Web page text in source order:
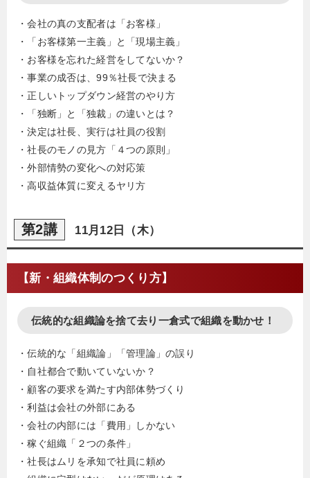
・会社の真の支配者は「お客様」
・「お客様第一主義」と「現場主義」
・お客様を忘れた経営をしてないか？
・事業の成否は、99％社長で決まる
・正しいトップダウン経営のやり方
・「独断」と「独裁」の違いとは？
・決定は社長、実行は社員の役割
・社長のモノの見方「４つの原則」
・外部情勢の変化への対応策
・高収益体質に変えるヤリ方
第2講 11月12日（木）
【新・組織体制のつくり方】
伝統的な組織論を捨て去り一倉式で組織を動かせ！
・伝統的な「組織論」「管理論」の誤り
・自社都合で動いていないか？
・顧客の要求を満たす内部体勢づくり
・利益は会社の外部にある
・会社の内部には「費用」しかない
・稼ぐ組織「２つの条件」
・社長はムリを承知で社員に頼め